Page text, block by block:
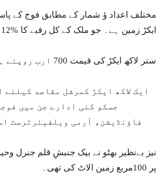
مختلف اعداد ؤ شمار کے مطابق فوج کے
ایکڑ زمین ہے۔ جو ملک کے کل رقبے کا %12 ہے۔
ستر لاکھ ایکڑ کی قیمت 700 ارب روپئے ہے۔
ایک لاکھ ایکڑ کمرشل مقاصد کیلئے
جسکو کئی ادارے جن میں
فاؤنڈیشن، آرمی ویلفیئرٹرسٹ
نیز بےنظیر بھٹو نے بیک جنبشِ قلم جنرل
پر 100مربع زمین الاٹ کی تھی۔